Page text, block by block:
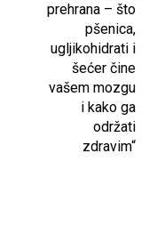
prehrana – što
pšenica,
ugljikohidrati i
šećer čine
vašem mozgu
i kako ga
održati
zdravim“